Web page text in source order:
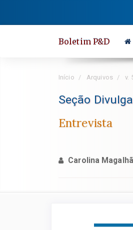
Boletim P&D
Início Arquivos v.
Seção
Entrevista
Carolina
Barra